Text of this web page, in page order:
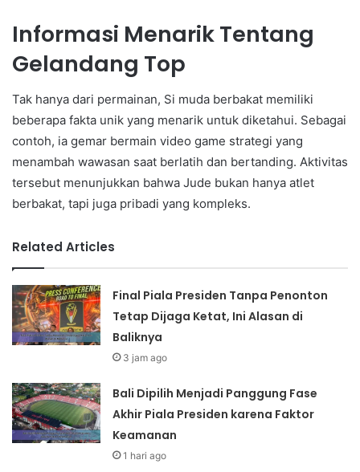
Informasi Menarik Tentang
Gelandang Top
Tak hanya dari permainan, Si muda berbakat memiliki
beberapa fakta unik yang menarik untuk diketahui. Sebagai
contoh, ia gemar bermain video game strategi yang
menambah wawasan saat berlatih dan bertanding. Aktivitas
tersebut menunjukkan bahwa Jude bukan hanya atlet
berbakat, tapi juga pribadi yang kompleks.
Related Articles
Final Piala Presiden Tanpa Penonton
Tetap Dijaga Ketat, Ini Alasan di
Baliknya
3 jam ago
Bali Dipilih Menjadi Panggung Fase
Akhir Piala Presiden karena Faktor
Keamanan
1 hari ago